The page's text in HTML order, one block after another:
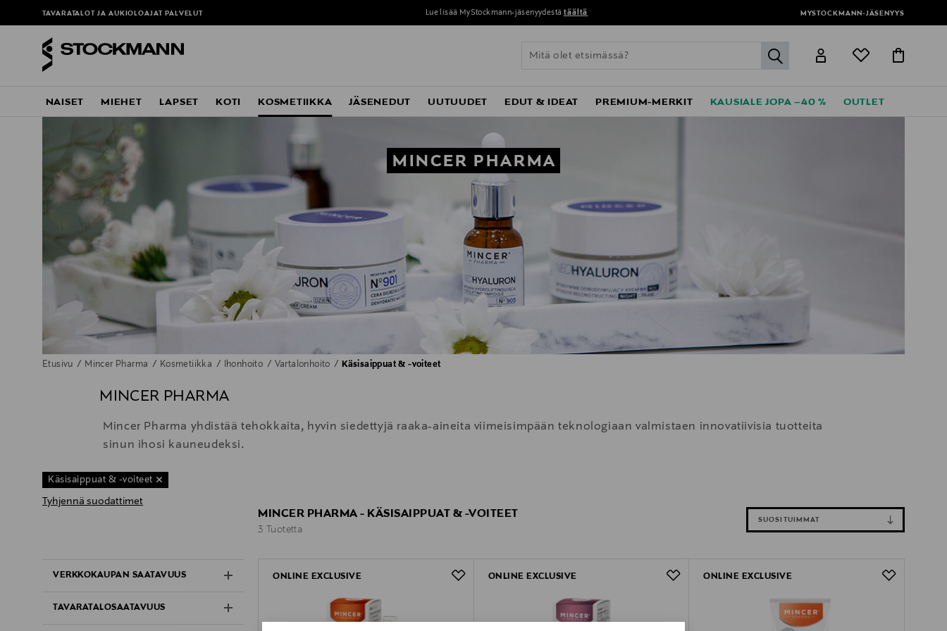
TAVARATALOT JA AUKIOLOAJAT PALVELUT Lue lisää MyStockmann-jäsenyydestä täältä MYSTOCKMANN-JÄSENYYS
label.header.go
NAISET MIEHET LAPSET KOTI KOSMETIIKKA JÄSENEDUT UUTUUDET EDUT & IDEAT PREMIUM-MERKIT KAUSIALE JOPA –40 % OUTLET
Etusivu Mincer Pharma Kosmetiikka Ihonhoito Vartalonhoito Käsisaippuat & -voiteet
MINCER PHARMA
MINCER PHARMA
Mincer Pharma yhdistää tehokkaita, hyvin siedettyjä raaka-aineita viimeisimpään teknologiaan valmistaen innovatiivisia tuotteita
sinun ihosi kauneudeksi.
Käsisaippuat & -voiteet
Tyhjennä suodattimet
VERKKOKAUPAN SAATAVUUS
TAVARATALOSAATAVUUS
MINCER PHARMA - KÄSISAIPPUAT & -VOITEET
3 Tuotetta
SUOSITUIMMAT
ONLINE EXCLUSIVE ONLINE EXCLUSIVE ONLINE EXCLUSIVE